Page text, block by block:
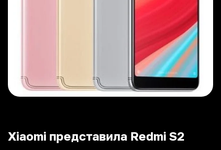
Xiaomi представила Redmi S2